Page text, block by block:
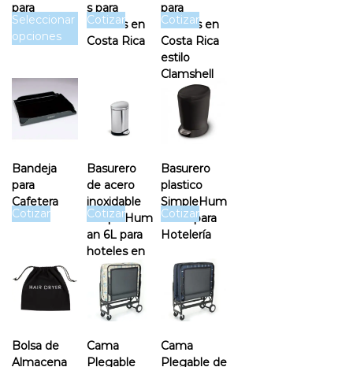
para
Perchas de
Hotel
Seleccionar
opciones
s para
hoteles en
Costa Rica
Cotizar
para
hoteles en
Costa Rica
estilo
Clamshell
Cotizar
Bandeja
para
Cafetera
Jerdon
Cotizar
Basurero
de acero
inoxidable
SimpleHum
an 6L para
hoteles en
Costa Rica
Cotizar
Basurero
plastico
SimpleHum
an 6L para
Hotelería
Cotizar
Bolsa de
Almacena
Cama
Plegable
Cama
Plegable de